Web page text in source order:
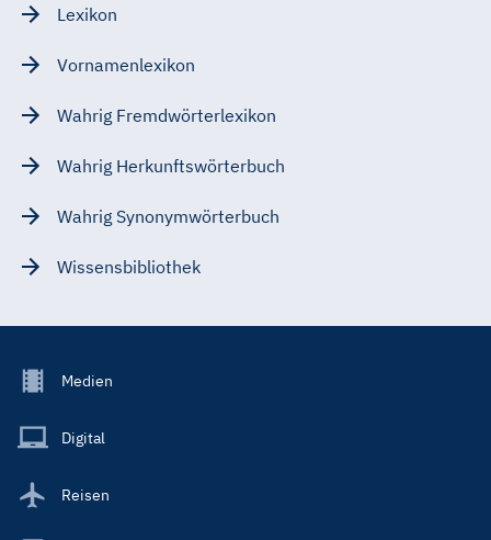
Lexikon
Vornamenlexikon
Wahrig Fremdwörterlexikon
Wahrig Herkunftswörterbuch
Wahrig Synonymwörterbuch
Wissensbibliothek
Footer
Main
Medien
Digital
Reisen